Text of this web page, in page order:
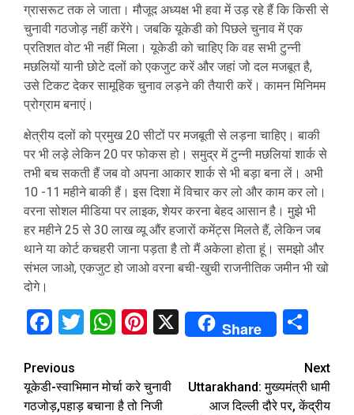
ग्रासरूट तक ले जाता। मौजूद अध्यक्ष भी हवा में उड़ रहे हैं कि किसी से
चुनावी गठजोड़ नहीं करेंगे। जबकि यूकेडी को पिछले चुनाव में एक
प्रतिशत वोट भी नहीं मिला। यूकेडी को चाहिए कि वह सभी टुन्नी
मछलियों यानी छोटे दलों को एकजुट करें और जहां जो दल मजबूत है,
उसे टिकट देकर सामूहिक चुनाव लड़ने की तैयारी करें। कामन मिनिमम
प्रोग्राम बनाएं।
क्षेत्रीय दलों को प्रमुख 20 सीटों पर मजबूती से लड़ना चाहिए। बाकी
पर भी लड़े लेकिन 20 पर फोकस हो। समुद्र में टुन्नी मछलियां शार्क से
तभी बच सकती हैं जब वो अपना आकार शार्क से भी बड़ा बना लें। अभी
10 -11 महीने बाकी हैं। इस दिशा में विचार कर लो और काम कर लो।
वरना सोशल मीडिया पर लाइक, शेयर करना बेहद आसान है। मुझे भी
हर महीने 25 से 30 लाख व्यू औंर हजारों कमेंट्स मिलते हैं, लेकिन जब
थाने या कोर्ट कचहरी जाना पड़ता है तो मैं अकेला होता हूं। समझो और
संभल जाओ, एकजुट हो जाओ वरना बची-खुची राजनीतिक जमीन भी खो
दोगे।
Facebook
Twitter
WhatsApp
Pinterest
X Share
Continue
Reading
Previous
यूकेडी-स्वाभिमान मोर्चा करे चुनावी
गठजोड़,पहाड़ बचाना है तो निजी
Next
Uttarakhand: मुख्यमंत्री धामी
आज दिल्ली दौरे पर, केंद्रीय